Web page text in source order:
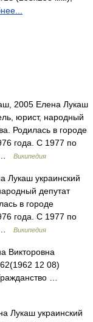
2005 Елена Лукаш
юрист, народный
Родилась в городе
года. С 1977 по
…
Википедия
Лукаш украинский
депутат
в городе
года. С 1977 по
…
Википедия
Викторовна
12 08)
…
Лукаш украинский